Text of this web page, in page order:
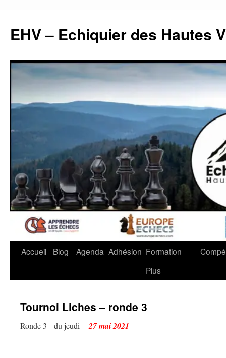
contenu
EHV – Echiquier des Hautes
Accueil Blog Agenda Adhésion Formation
Plus
Tournoi Liches – ronde 3
Ronde 3 du jeudi 27 mai 2021